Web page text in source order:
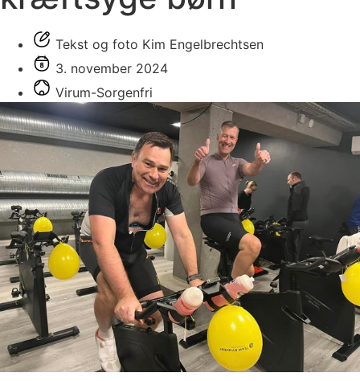
Tekst og foto Kim Engelbrechtsen
3. november 2024
Virum-Sorgenfri